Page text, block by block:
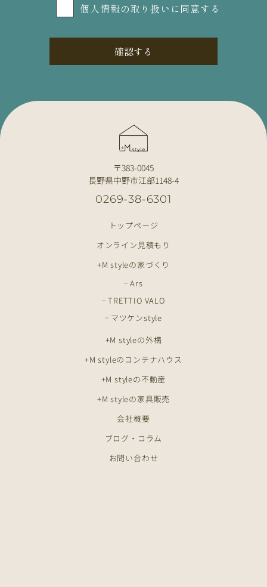
個人情報の取り扱いに同意する
〒383-0045
長野県中野市江部1148-4
0269-38-6301
トップページ
オンライン見積もり
+M styleの家づくり
Ars
TRETTIO VALO
マツケンstyle
+M styleの外構
+M styleのコンテナハウス
+M styleの不動産
+M styleの家具販売
会社概要
ブログ・コラム
お問い合わせ